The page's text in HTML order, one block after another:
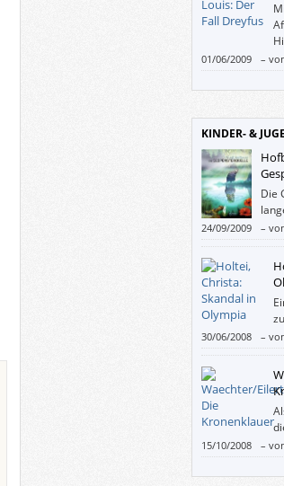
wollte), so
Wie mag es da
01/06/2009 –
KINDER- &
Die
24/09/2009 –
Informationen
30/06/2008 –
auch folgende
reimen,
15/10/2008 –